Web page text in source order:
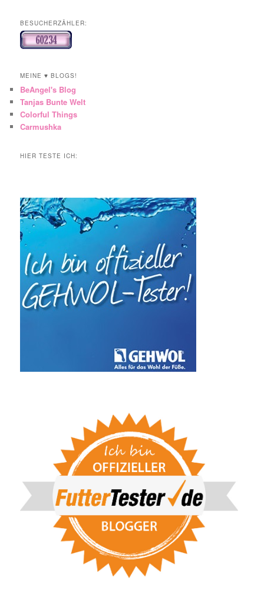
BESUCHERZÄHLER:
MEINE ♥ BLOGS!
BeAngel's Blog
Tanjas Bunte Welt
Colorful Things
Carmushka
HIER TESTE ICH: